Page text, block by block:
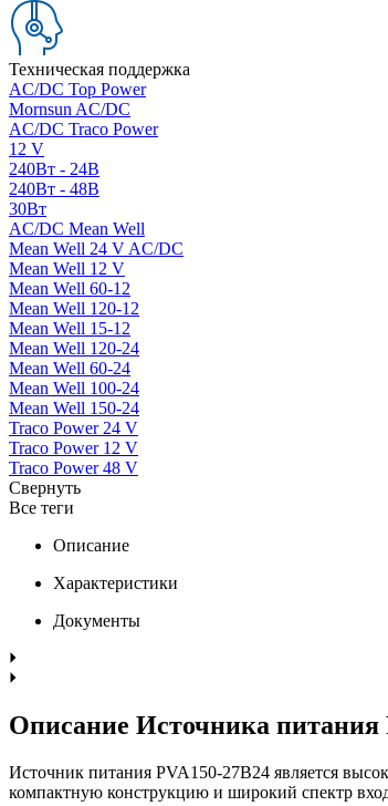
Техническая поддержка
AC/DC Top Power
Mornsun AC/DC
AC/DC Traco Power
12 V
240Вт - 24В
240Вт - 48В
30Вт
AC/DC Mean Well
Mean Well 24 V AC/DC
Mean Well 12 V
Mean Well 60-12
Mean Well 120-12
Mean Well 15-12
Mean Well 120-24
Mean Well 60-24
Mean Well 100-24
Mean Well 150-24
Traco Power 24 V
Traco Power 12 V
Traco Power 48 V
Свернуть
Все теги
Описание
Характеристики
Документы
Описание Источника питания
Источник питания PVA150-27B24 является
компактную конструкцию и широкий спектр